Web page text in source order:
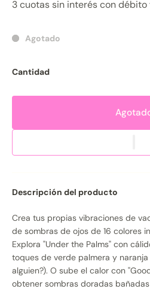
3 cuotas sin interés con
Agotado
Cantidad
Descripción del producto
Crea tus propias vibraciones de
de sombras de ojos de 16 colores
Explora "Under the Palms" con
toques de verde palmera y naranja
alguien?). O sube el calor con
obtener sombras doradas